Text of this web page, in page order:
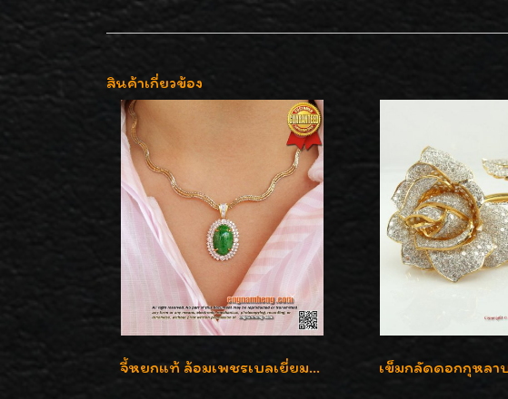
สินค้าเกี่ยวข้อง
จี้หยกแท้ ล้อมเพชรเบลเยี่ยมคัท ราคาพิเศษไม่แพงค่ะ